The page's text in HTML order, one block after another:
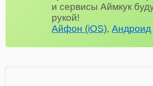
и сервисы Аймкук
рукой!
Айфон (iOS),Андроид